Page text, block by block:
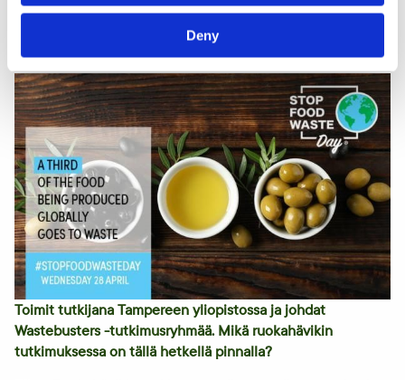
Deny
kehitettyjä palveluja ja innovaatioita. Esimerkiksi
punalaputettujen alennustuotteiden ostaminen on
näyttäytynyt viime vuosina ympäristötekona.
Toimit tutkijana Tampereen yliopistossa ja johdat
Wastebusters -tutkimusryhmää. Mikä ruokahävikin
tutkimuksessa on tällä hetkellä pinnalla?